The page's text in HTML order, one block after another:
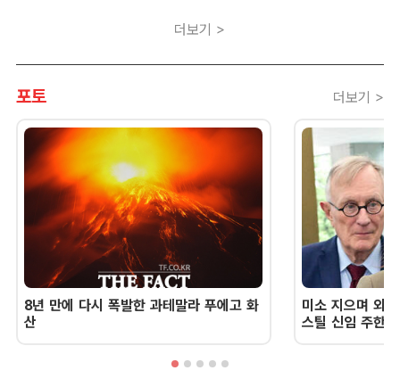
더보기 >
포토 더보기 >
8년 만에 다시 폭발한 과테말라 푸에고 화
산
미소 지으며 외
스틸 신임 주한